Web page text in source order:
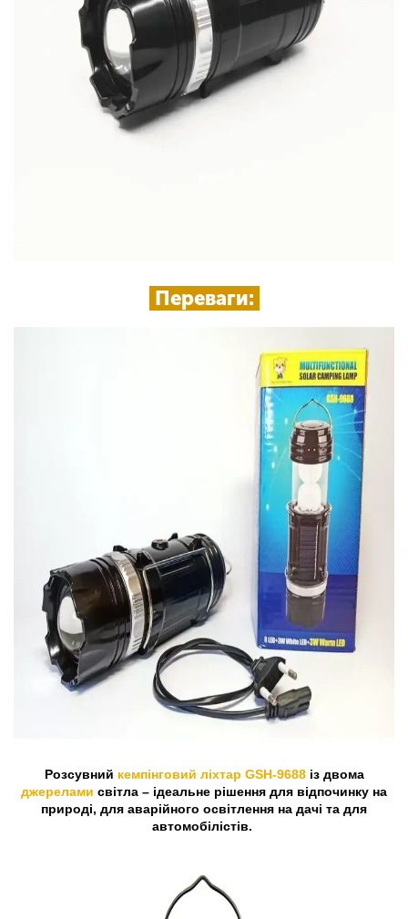
Переваги:
Розсувний кемпінговий ліхтар GSH-9688із двома
джерелами світла – ідеальне рішення для відпочинку на
природі, для аварійного освітлення на дачі та для
автомобілістів.